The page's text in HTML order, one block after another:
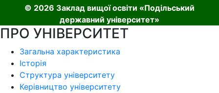
© 2026 Заклад вищої освіти «Подільський
державний університет»
ПРО УНІВЕРСИТЕТ
Загальна характеристика
Історія
Структура університету
Керівництво університету